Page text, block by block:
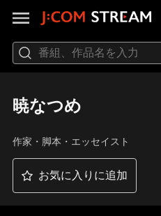
暁なつめ
作家・脚本・エッセイスト
お気に入りに追加